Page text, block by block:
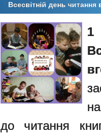
Всесвітній день
до читання